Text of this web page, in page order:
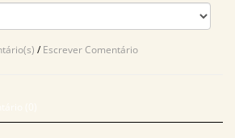
/Escrever Comentário